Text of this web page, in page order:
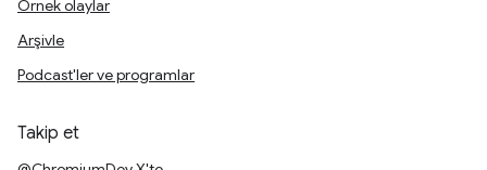
Örnek olaylar
Arşivle
Podcast'ler ve programlar
Takip et